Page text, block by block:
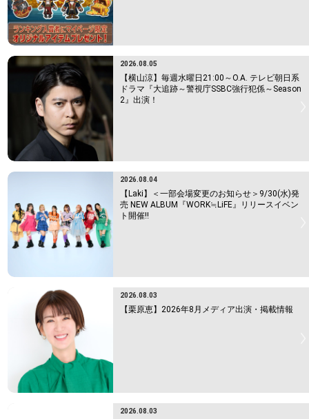
2026.08.05
【横山涼】毎週水曜日21:00～O.A. テレビ朝日系
ドラマ『大追跡～警視庁SSBC強行犯係～Season
2』出演！
2026.08.04
【Laki】＜一部会場変更のお知らせ＞9/30(水)発
売 NEW ALBUM『WORK≒LiFE』リリースイベン
ト開催!!
2026.08.03
【栗原恵】2026年8月メディア出演・掲載情報
2026.08.03